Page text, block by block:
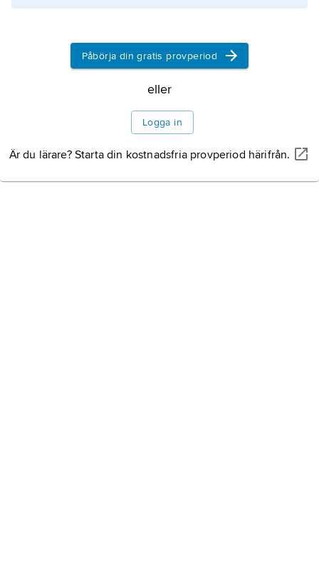
Information om artikeln
Påbörja din gratis provperiod
eller
Logga in
Är du lärare? Starta din kostnadsfria provperiod härifrån.